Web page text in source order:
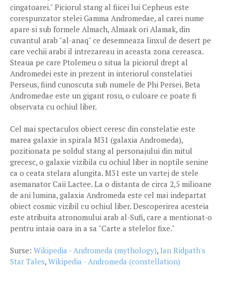
cingatoarei." Piciorul stang al fiicei lui Cepheus este
corespunzator stelei Gamma Andromedae, al carei nume
apare si sub formele Almach, Almaak ori Alamak, din
cuvantul arab "al-anaq" ce desemneaza linxul de desert pe
care vechii arabi il intrezareau in aceasta zona cereasca.
Steaua pe care Ptolemeu o situa la piciorul drept al
Andromedei este in prezent in interiorul constelatiei
Perseus, fiind cunoscuta sub numele de Phi Persei. Beta
Andromedae este un gigant rosu, o culoare ce poate fi
observata cu ochiul liber.
Cel mai spectaculos obiect ceresc din constelatie este
marea galaxie in spirala M31 (galaxia Andromeda),
pozitionata pe soldul stang al personajului din mitul
grecesc, o galaxie vizibila cu ochiul liber in noptile senine
ca o ceata stelara alungita. M31 este un vartej de stele
asemanator Caii Lactee. La o distanta de circa 2,5 milioane
de ani lumina, galaxia Andromeda este cel mai indepartat
obiect cosmic vizibil cu ochiul liber. Descoperirea acesteia
este atribuita atronomului arab al-Sufi, care a mentionat-o
pentru intaia oara in a sa "Carte a stelelor fixe."
Surse: Wikipedia - Andromeda (mythology), Ian Ridpath's
Star Tales, Wikipedia - Andromeda (constellation)